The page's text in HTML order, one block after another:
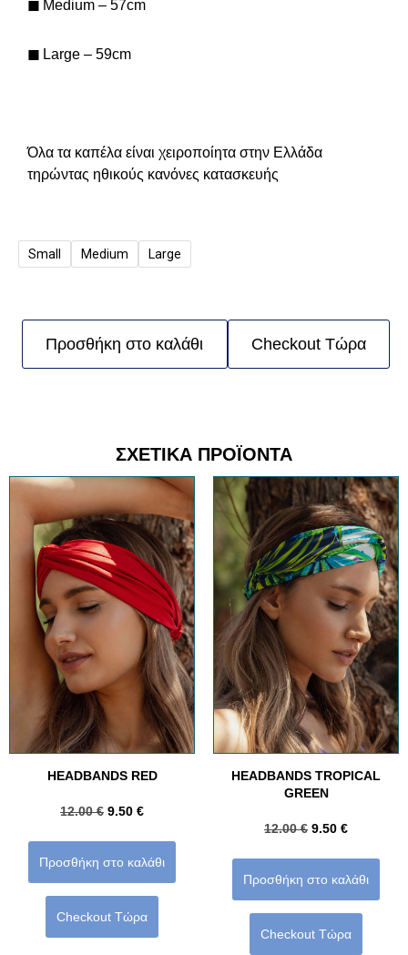
◼ Medium – 57cm
◼ Large – 59cm
Όλα τα καπέλα είναι χειροποίητα στην Ελλάδα
τηρώντας ηθικούς κανόνες κατασκευής
Small Medium Large
Προσθήκη στο καλάθι Checkout Τώρα
ΣΧΕΤΙΚΆ ΠΡΟΪΌΝΤΑ
HEADBANDS RED
12.00€ 9.50 €
Προσθήκη στο καλάθι
Checkout Τώρα
HEADBANDS TROPICAL
GREEN
12.00€ 9.50 €
Προσθήκη στο καλάθι
Checkout Τώρα